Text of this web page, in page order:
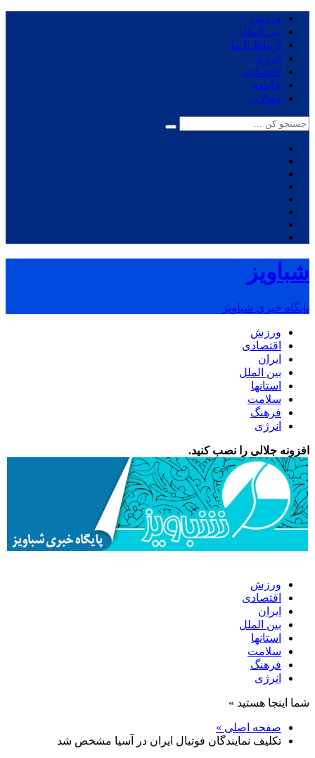
ورزش
بین الملل
ارتباط با ما
انرژی
اقتصادی
جامعه
مقالات
شباویز
پایگاه خبری شباویز
ورزش
اقتصادی
ایران
بین الملل
استانها
سلامت
فرهنگ
انرژی
افزونه جلالی را نصب کنید.
ورزش
اقتصادی
ایران
بین الملل
استانها
سلامت
فرهنگ
انرژی
شما اینجا هستید »
صفحه اصلی »
تکلیف نمایندگان فوتبال ایران در آسیا مشخص شد